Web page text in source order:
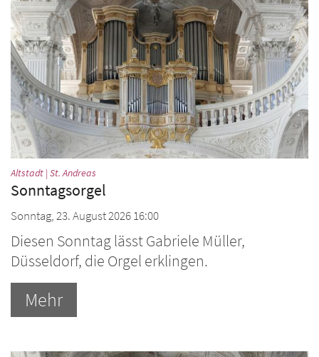
Altstadt | St. Andreas
Sonntagsorgel
Sonntag, 23. August 2026 16:00
Diesen Sonntag lässt Gabriele Müller,
Düsseldorf, die Orgel erklingen.
Mehr